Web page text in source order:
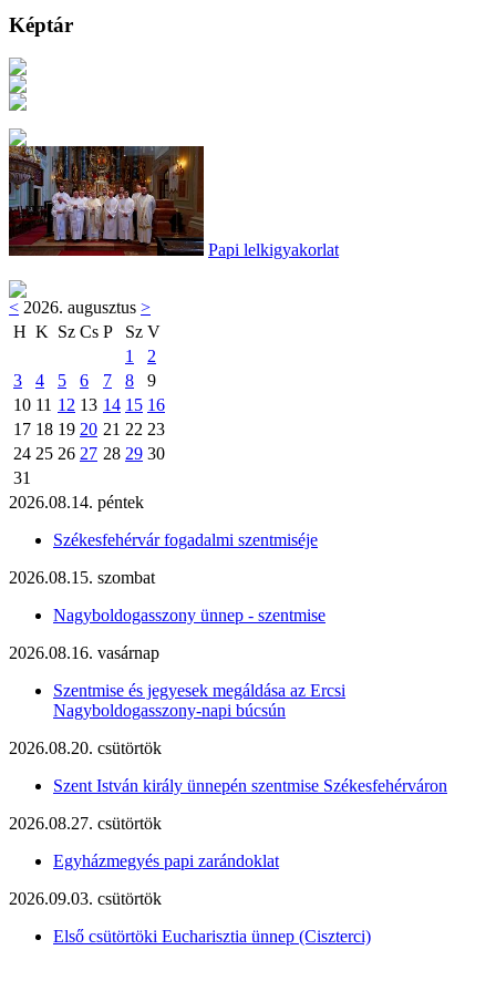
Képtár
Papi lelkigyakorlat
< 2026. augusztus >
H K Sz Cs P Sz V
1
2
3
4 5 6 7 8
9
10 11 12 13 14 15 16
17 18 19 20 21 22 23
24 25 26 27 28 29 30
31
2026.08.14. péntek
Székesfehérvár fogadalmi szentmiséje
2026.08.15. szombat
Nagyboldogasszony ünnep - szentmise
2026.08.16. vasárnap
Szentmise és jegyesek megáldása az Ercsi
Nagyboldogasszony-napi búcsún
2026.08.20. csütörtök
Szent István király ünnepén szentmise Székesfehérváron
2026.08.27. csütörtök
Egyházmegyés papi zarándoklat
2026.09.03. csütörtök
Első csütörtöki Eucharisztia ünnep (Ciszterci)